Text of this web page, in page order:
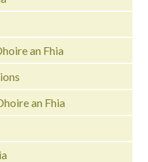
an Fhia
an Fhia